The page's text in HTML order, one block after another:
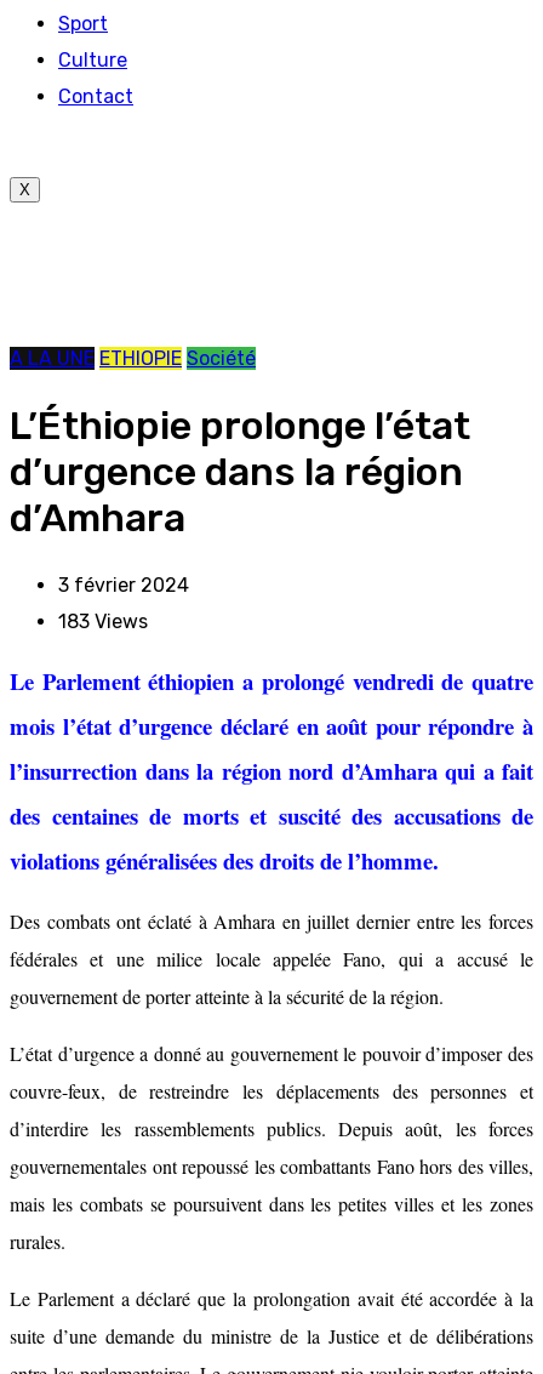
Sport
Culture
Contact
X
A LA UNE ETHIOPIE Société
L’Éthiopie prolonge l’état
d’urgence dans la région
d’Amhara
3 février 2024
183 Views
Le Parlement éthiopien a prolongé vendredi de quatre
mois l’état d’urgence déclaré en août pour répondre à
l’insurrection dans la région nord d’Amhara qui a fait
des centaines de morts et suscité des accusations de
violations généralisées des droits de l’homme.
Des combats ont éclaté à Amhara en juillet dernier entre les forces
fédérales et une milice locale appelée Fano, qui a accusé le
gouvernement de porter atteinte à la sécurité de la région.
L’état d’urgence a donné au gouvernement le pouvoir d’imposer des
couvre-feux, de restreindre les déplacements des personnes et
d’interdire les rassemblements publics. Depuis août, les forces
gouvernementales ont repoussé les combattants Fano hors des villes,
mais les combats se poursuivent dans les petites villes et les zones
rurales.
Le Parlement a déclaré que la prolongation avait été accordée à la
suite d’une demande du ministre de la Justice et de délibérations